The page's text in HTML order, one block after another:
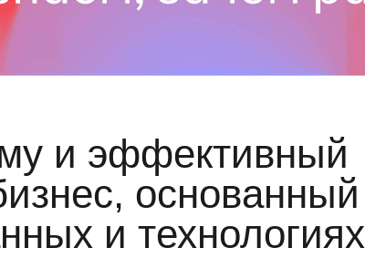
и эффективный
основанный
и технологиях